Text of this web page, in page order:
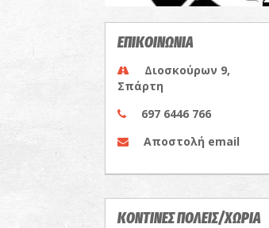
ΕΠΙΚΟΙΝΩΝΙΑ
Διοσκούρων 9,
Σπάρτη
697 6446 766
Αποστολή email
ΚΟΝΤΙΝΕΣ ΠΟΛΕΙΣ/ΧΩΡΙΑ